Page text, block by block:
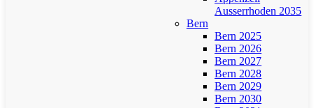
Ausserrhoden 2035
Bern
Bern 2025
Bern 2026
Bern 2027
Bern 2028
Bern 2029
Bern 2030